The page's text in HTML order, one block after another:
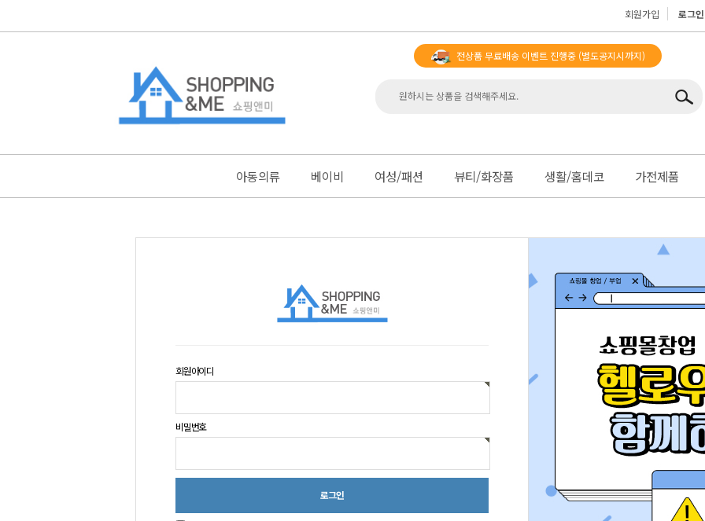
회원가입 로그인
전상품 무료배송 이벤트 진행중 (별도공지시까지)
아동의류 베이비 여성/패션 뷰티/화장품 생활/홈데코 가전제품
맨
회원아이디
비밀번호